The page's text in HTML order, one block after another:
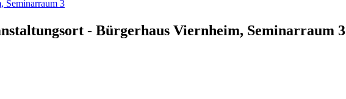
Seminarraum 3
- Bürgerhaus Viernheim, Seminarraum 3